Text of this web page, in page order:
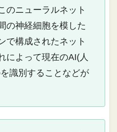
のニューラルネット
の神経細胞を模した
で構成されたネット
によって現在のAI(人
識別することなどが